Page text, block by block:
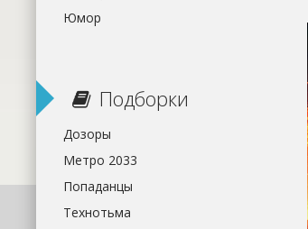
Юмор
Подборки
Дозоры
Метро 2033
Попаданцы
Технотьма